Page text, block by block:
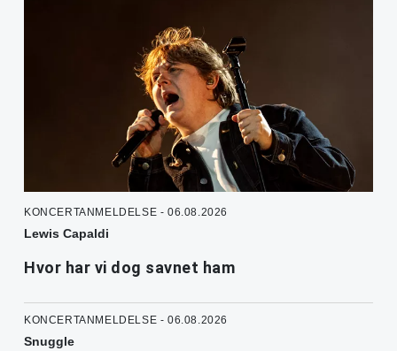
KONCERTANMELDELSE - 06.08.2026
Lewis Capaldi
Hvor har vi dog savnet ham
KONCERTANMELDELSE - 06.08.2026
Snuggle